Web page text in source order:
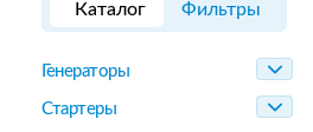
Каталог Фильтры
Генераторы
Стартеры